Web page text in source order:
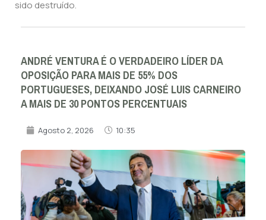
sido destruído.
ANDRÉ VENTURA É O VERDADEIRO LÍDER DA
OPOSIÇÃO PARA MAIS DE 55% DOS
PORTUGUESES, DEIXANDO JOSÉ LUIS CARNEIRO
A MAIS DE 30 PONTOS PERCENTUAIS
Agosto 2, 2026 10:35